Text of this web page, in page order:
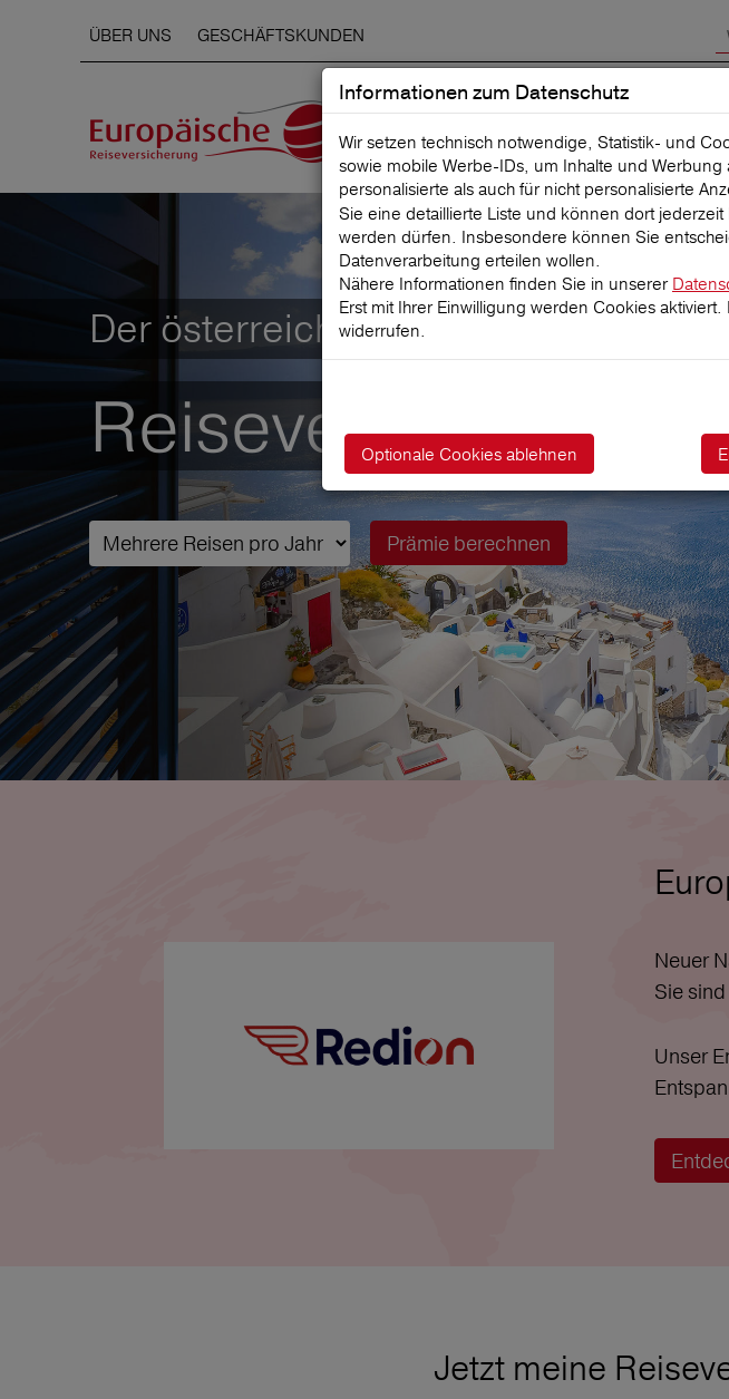
ÜBER UNS GESCHÄFTSKUNDEN
SCHADEN
Der österreichische Marktführer für
Prämie berechnen
Neuer
Sie
Unser
Jetzt meine
Informationen zum Datenschutz
Wir setzen technisch notwendige, Statistik- und
sowie mobile Werbe‑IDs, um Inhalte und
personalisierte als auch für nicht personalisierte
Sie eine detaillierte Liste und können dort
werden dürfen. Insbesondere können Sie
Datenverarbeitung erteilen wollen.
Nähere Informationen finden Sie in unserer
Erst mit Ihrer Einwilligung werden Cookies
widerrufen.
Optionale Cookies ablehnen